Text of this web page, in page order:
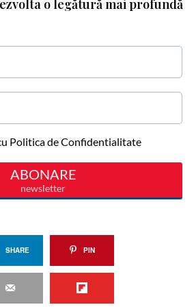
o legătură mai profundă
SHARE PIN